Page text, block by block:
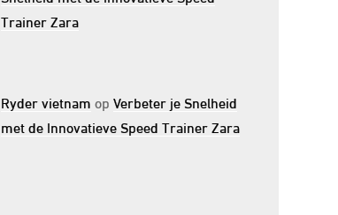
Trainer Zara
Ryder vietnam op Verbeter je Snelheid
met de Innovatieve Speed Trainer Zara